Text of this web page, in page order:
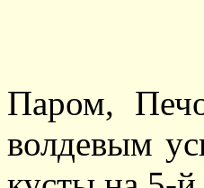
Паром,
волдевым